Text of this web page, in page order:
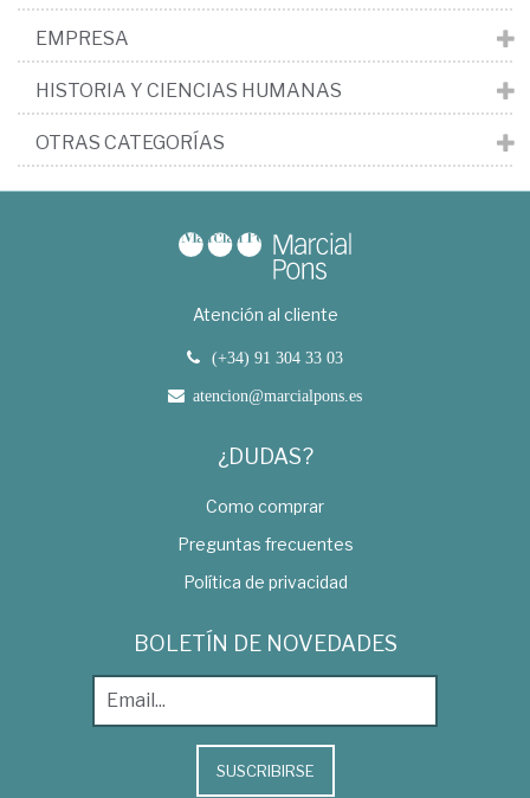
EMPRESA
HISTORIA Y CIENCIAS HUMANAS
OTRAS CATEGORÍAS
Atención al cliente
(+34) 91 304 33 03
atencion@marcialpons.es
¿DUDAS?
Como comprar
Preguntas frecuentes
Política de privacidad
BOLETÍN DE NOVEDADES
SUSCRIBIRSE